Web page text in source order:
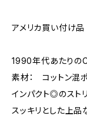
アメリカ買い
1990年代あたりの
素材： コットン混
インパクト◎のスト
スッキリとした上品